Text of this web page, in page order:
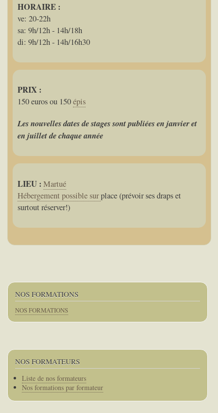
HORAIRE :
ve: 20-22h
sa: 9h/12h - 14h/18h
di: 9h/12h - 14h/16h30
PRIX :
150 euros ou 150épis
Les nouvelles dates de stages sont publiées en janvier et
en juillet de chaque année
LIEU : Martué
Hébergement possible surplace (prévoir ses draps et
surtout réserver!)
NOS FORMATIONS
NOS FORMATIONS
NOS FORMATEURS
Corps
Liste de nos formateurs
Nos formations par formateur